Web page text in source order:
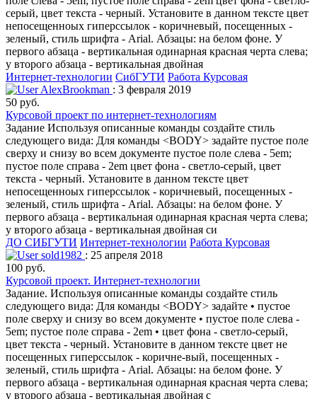
серый, цвет текста - черный. Установите в данном тексте цвет
непосещенноых гиперссылок - коричневый, посещенных -
зеленый, стиль шрифта - Arial. Абзацы: на белом фоне. У
первого абзаца - вертикальная одинарная красная черта слева;
у второго абзаца - вертикальная двойная
Интернет-технологии СибГУТИ Работа Курсовая
AlexBrookman : 3 февраля 2019
50 руб.
Курсовой проект по интернет-технологиям
Задание Используя описанные команды создайте стиль
следующего вида: Для команды <BODY> задайте пустое поле
сверху и снизу во всем документе пустое поле слева - 5em;
пустое поле справа - 2em цвет фона - светло-серый, цвет
текста - черный. Установите в данном тексте цвет
непосещенноых гиперссылок - коричневый, посещенных -
зеленый, стиль шрифта - Arial. Абзацы: на белом фоне. У
первого абзаца - вертикальная одинарная красная черта слева;
у второго абзаца - вертикальная двойная си
ДО СИБГУТИ Интернет-технологии Работа Курсовая
sold1982 : 25 апреля 2018
100 руб.
Курсовой проект. Интернет-технологии
Задание. Используя описанные команды создайте стиль
следующего вида: Для команды <BODY> задайте • пустое
поле сверху и снизу во всем документе • пустое поле слева -
5em; пустое поле справа - 2em • цвет фона - светло-серый,
цвет текста - черный. Установите в данном тексте цвет не
посещенных гиперссылок - коричне-вый, посещенных -
зеленый, стиль шрифта - Arial. Абзацы: на белом фоне. У
первого абзаца - вертикальная одинарная красная черта слева;
у второго абзаца - вертикальная двойная с